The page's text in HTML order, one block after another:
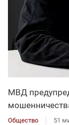
МВД
Общество 51